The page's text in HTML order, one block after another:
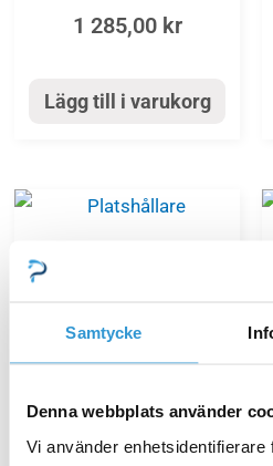
Samtycke
Denna webbplats använder
Vi använder
1 285,00 kr
Lägg till i varukorg
VS